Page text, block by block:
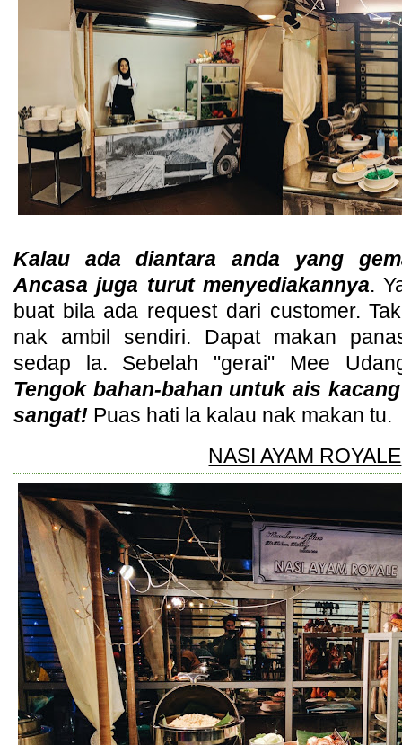
Kalau ada diantara anda yang
Ancasa juga turut menyediakannya.
buat bila ada request dari customer.
nak ambil sendiri. Dapat makan
sedap la. Sebelah "gerai" Mee
Tengok bahan-bahan untuk ais
sangat! Puas hati la kalau nak makan tu.
NASI AYAM ROYALE